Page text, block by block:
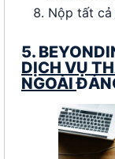
Nộp tất cả
5.
DỊCH VỤ
NGOÀI